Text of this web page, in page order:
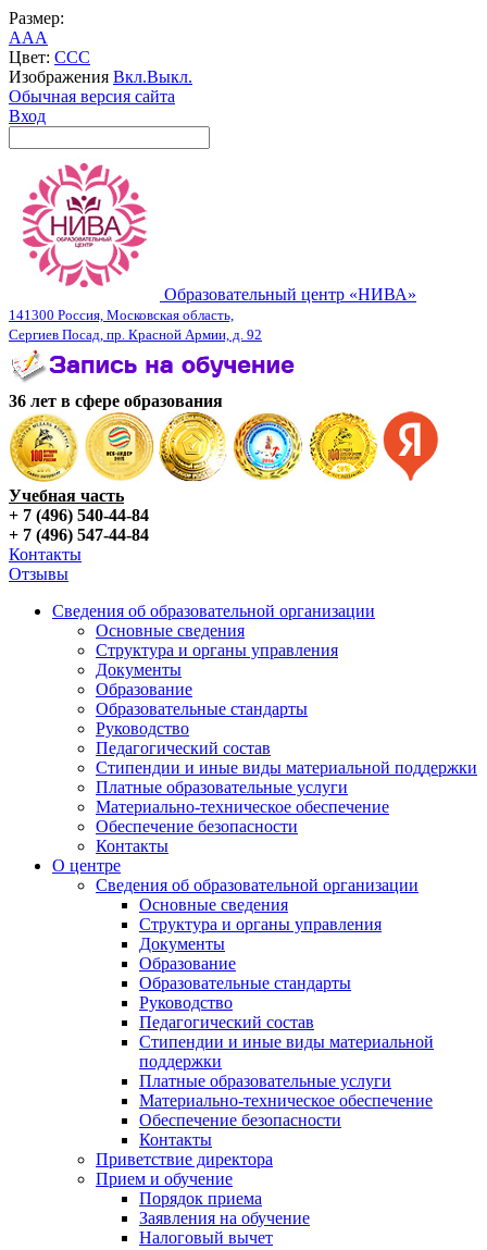
Размер:
AAA
Цвет: CCC
Изображения Вкл.Выкл.
Обычная версия сайта
Вход
Образовательный центр «НИВА»
141300 Россия, Московская область,
Сергиев Посад, пр. Красной Армии, д. 92
36 лет в сфере образования
Учебная часть
+ 7 (496) 540-44-84
+ 7 (496) 547-44-84
Контакты
Отзывы
Сведения об образовательной организации
Основные сведения
Структура и органы управления
Документы
Образование
Образовательные стандарты
Руководство
Педагогический состав
Стипендии и иные виды материальной поддержки
Платные образовательные услуги
Материально-техническое обеспечение
Обеспечение безопасности
Контакты
О центре
Сведения об образовательной организации
Основные сведения
Структура и органы управления
Документы
Образование
Образовательные стандарты
Руководство
Педагогический состав
Стипендии и иные виды материальной
поддержки
Платные образовательные услуги
Материально-техническое обеспечение
Обеспечение безопасности
Контакты
Приветствие директора
Прием и обучение
Порядок приема
Заявления на обучение
Налоговый вычет